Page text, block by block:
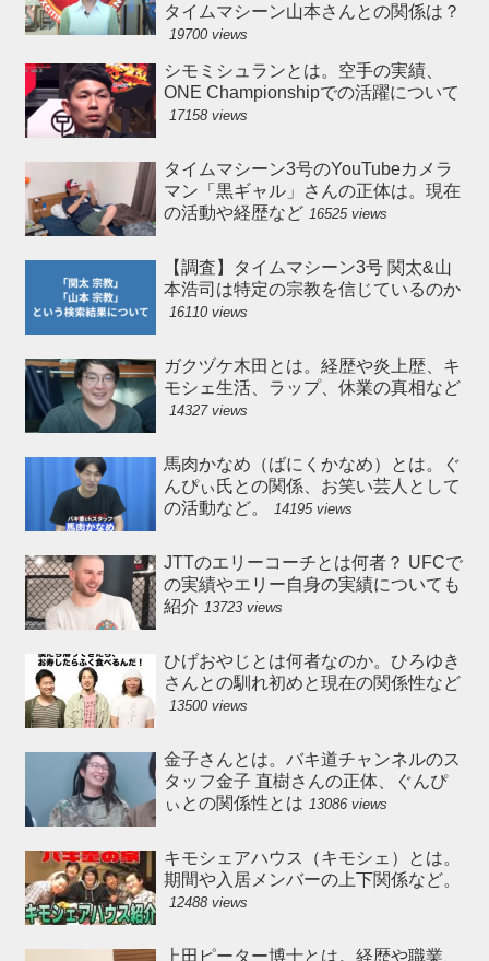
タイムマシーン山本さんとの関係は？
19700 views
シモミシュランとは。空手の実績、
ONE Championshipでの活躍について
17158 views
タイムマシーン3号のYouTubeカメラ
マン「黒ギャル」さんの正体は。現在
の活動や経歴など 16525 views
【調査】タイムマシーン3号 関太&山
本浩司は特定の宗教を信じているのか
16110 views
ガクヅケ木田とは。経歴や炎上歴、キ
モシェ生活、ラップ、休業の真相など
14327 views
馬肉かなめ（ばにくかなめ）とは。ぐ
んぴぃ氏との関係、お笑い芸人として
の活動など。
14195 views
JTTのエリーコーチとは何者？ UFCで
の実績やエリー自身の実績についても
紹介 13723 views
ひげおやじとは何者なのか。ひろゆき
さんとの馴れ初めと現在の関係性など
13500 views
金子さんとは。バキ道チャンネルのス
タッフ金子 直樹さんの正体、ぐんぴ
ぃとの関係性とは 13086 views
キモシェアハウス（キモシェ）とは。
期間や入居メンバーの上下関係など。
12488 views
上田ピーター博士とは。経歴や職業、